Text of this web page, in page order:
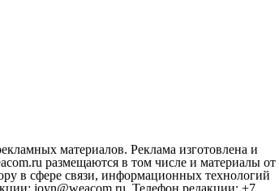
материалов. Реклама изготовлена и
размещаются в том числе и материалы от
в сфере связи, информационных технологий
joyn@weacom.ru. Телефон редакции: +7